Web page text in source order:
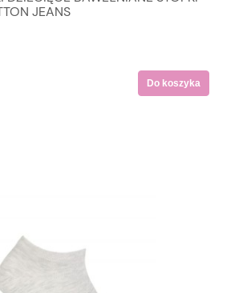
JEANS
Do koszyka